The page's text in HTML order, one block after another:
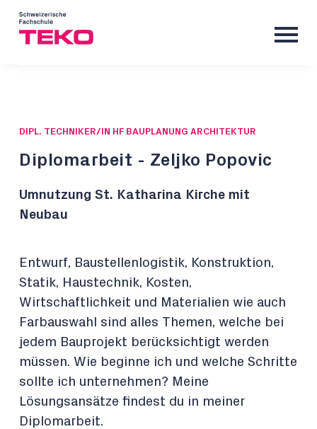
DIPL. TECHNIKER/IN HF BAUPLANUNG ARCHITEKTUR
Diplomarbeit - Zeljko Popovic
Umnutzung St. Katharina Kirche mit
Neubau
Entwurf, Baustellenlogistik, Konstruktion,
Statik, Haustechnik, Kosten,
Wirtschaftlichkeit und Materialien wie auch
Farbauswahl sind alles Themen, welche bei
jedem Bauprojekt berücksichtigt werden
müssen. Wie beginne ich und welche Schritte
sollte ich unternehmen? Meine
Lösungsansätze findest du in meiner
Diplomarbeit.